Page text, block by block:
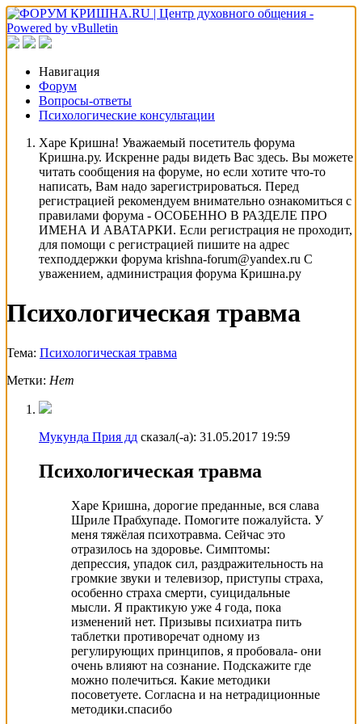
Навигация
Форум
Вопросы-ответы
Психологические консультации
Харе Кришна! Уважаемый посетитель форума
Кришна.ру. Искренне рады видеть Вас здесь. Вы можете
читать сообщения на форуме, но если хотите что-то
написать, Вам надо зарегистрироваться. Перед
регистрацией рекомендуем внимательно ознакомиться с
правилами форума - ОСОБЕННО В РАЗДЕЛЕ ПРО
ИМЕНА И АВАТАРКИ. Если регистрация не проходит,
для помощи с регистрацией пишите на адрес
техподдержки форума krishna-forum@yandex.ru С
уважением, администрация форума Кришна.ру
Психологическая травма
Тема: Психологическая травма
Метки: Нет
Мукунда Прия дд сказал(-а): 31.05.2017 19:59
Психологическая травма
Харе Кришна, дорогие преданные, вся слава
Шриле Прабхупаде. Помогите пожалуйста. У
меня тяжёлая психотравма. Сейчас это
отразилось на здоровье. Симптомы:
депрессия, упадок сил, раздражительность на
громкие звуки и телевизор, приступы страха,
особенно страха смерти, суицидальные
мысли. Я практикую уже 4 года, пока
изменений нет. Призывы психиатра пить
таблетки противоречат одному из
регулирующих принципов, я пробовала- они
очень влияют на сознание. Подскажите где
можно полечиться. Какие методики
посоветуете. Согласна и на нетрадиционные
методики.спасибо